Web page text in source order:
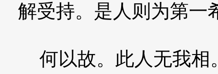
解受持。是人则为第一
何以故。此人无我相